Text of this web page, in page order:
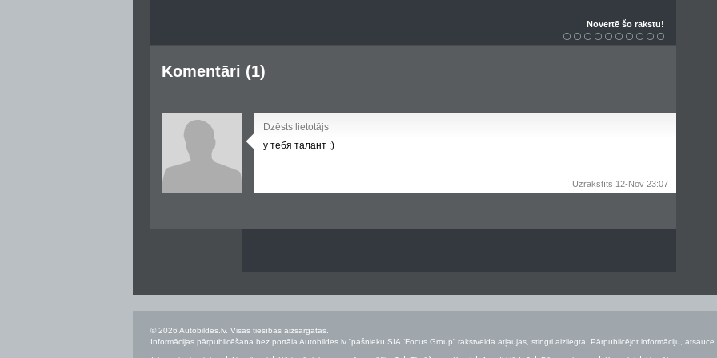
Novertē šo rakstu!
Komentāri (1)
Dzēsts lietotājs
у тебя талант :)
Uzrakstīts 12-Nov 23:07
© 2026 Autobildes.lv. Visas tiesības aizsargātas.
Informācijas pārpublicēšana bez portāla Autobildes.lv īpašnieku SIA “Focus Group” rakstveida atļaujas, stingri aizliegta. Pārpublicējot informāciju,